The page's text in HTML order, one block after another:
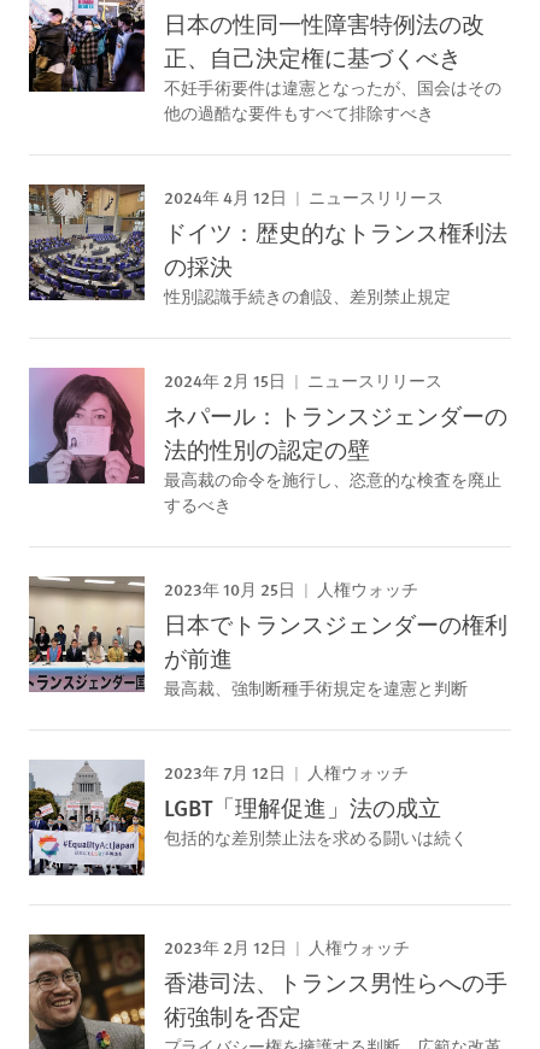
日本の性同一性障害特例法の改
正、自己決定権に基づくべき
不妊手術要件は違憲となったが、国会はその
他の過酷な要件もすべて排除すべき
2024年 4月 12日 ニュースリリース
ドイツ：歴史的なトランス権利法
の採決
性別認識手続きの創設、差別禁止規定
2024年 2月 15日 ニュースリリース
ネパール：トランスジェンダーの
法的性別の認定の壁
最高裁の命令を施行し、恣意的な検査を廃止
するべき
2023年 10月 25日 人権ウォッチ
日本でトランスジェンダーの権利
が前進
最高裁、強制断種手術規定を違憲と判断
2023年 7月 12日 人権ウォッチ
LGBT「理解促進」法の成立
包括的な差別禁止法を求める闘いは続く
2023年 2月 12日 人権ウォッチ
香港司法、トランス男性らへの手
術強制を否定